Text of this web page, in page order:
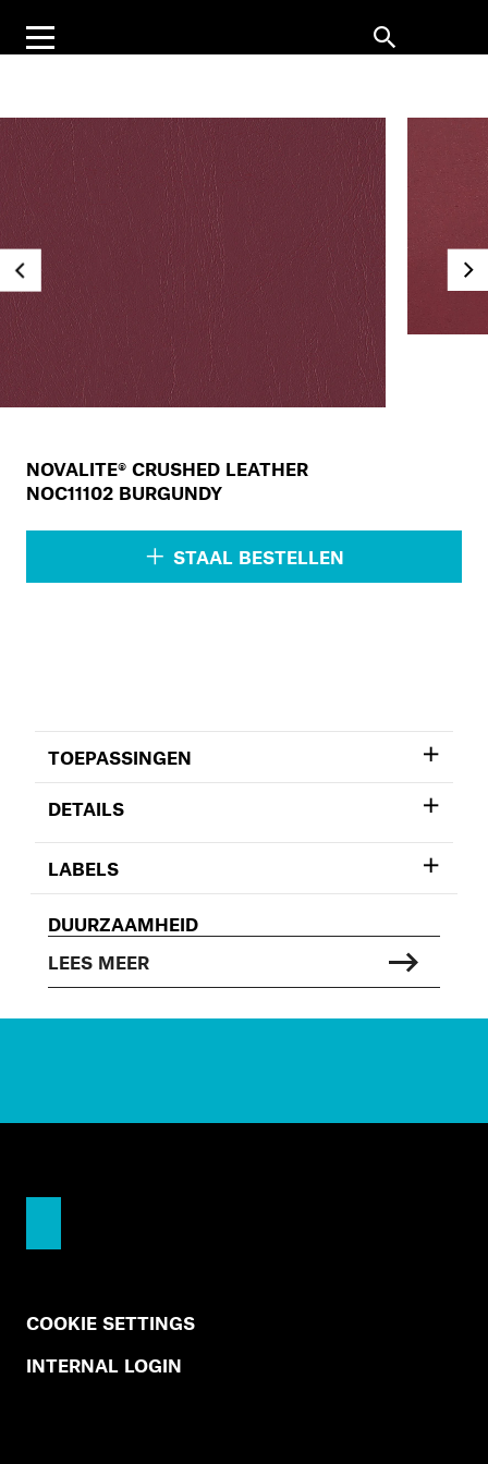
NOVALITE® CRUSHED LEATHER
NOC11102 BURGUNDY
STAAL BESTELLEN
TOEPASSINGEN
DETAILS
LABELS
DUURZAAMHEID
LEES MEER
COOKIE SETTINGS
INTERNAL LOGIN